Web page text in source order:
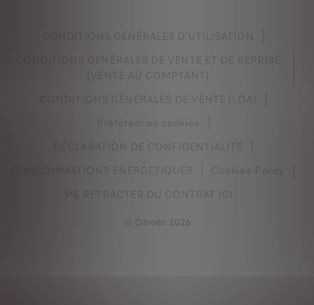
CONDITIONS GÉNÉRALES D'UTILISATION
CONDITIONS GÉNÉRALES DE VENTE ET DE REPRISE
(VENTE AU COMPTANT)
CONDITIONS GÉNÉRALES DE VENTE (LOA)
Préférences cookies
DÉCLARATION DE CONFIDENTIALITÉ
CONSOMMATIONS ENERGETIQUES
ME RETRACTER DU CONTRAT ICI
© Citroën 2026